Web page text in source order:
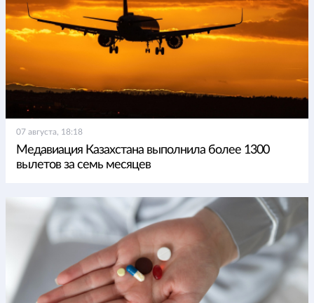
07 августа, 18:18
Медавиация Казахстана выполнила более 1300
вылетов за семь месяцев